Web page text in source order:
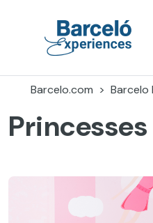
Barcelo.com
Barcelo